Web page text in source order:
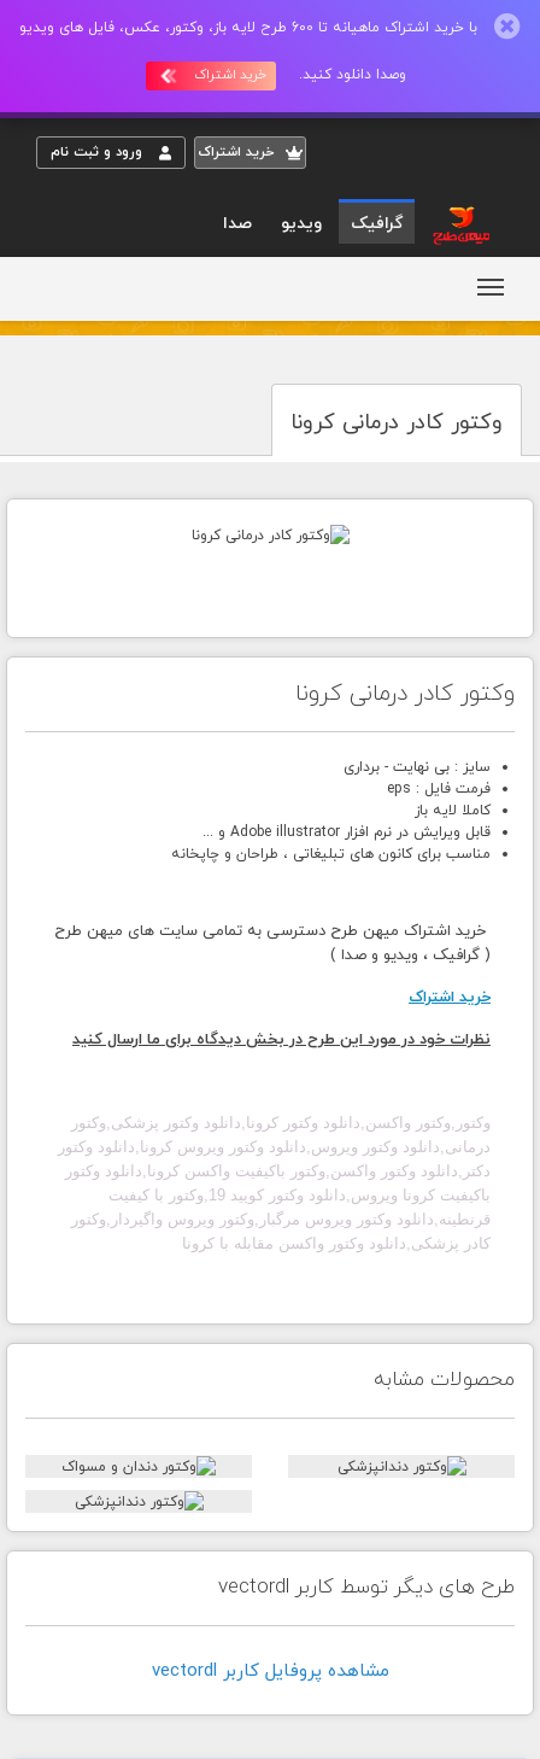
با خرید اشتراک ماهیانه تا 600 طرح لایه باز، وکتور، عکس، فایل های ویدیو
وصدا دانلود کنید. خرید اشتراک
خريد اشتراک ورود و ثبت نام
گرافیک ویدیو صدا
وکتور کادر درمانی کرونا
وکتور کادر درمانی کرونا
سایز : بی نهایت - برداری
فرمت فایل : eps
کاملا لایه باز
قابل ویرایش در نرم افزار Adobe illustrator و ...
مناسب برای کانون های تبلیغاتی ، طراحان و چاپخانه
خرید اشتراک میهن طرح دسترسی به تمامی سایت های میهن طرح
( گرافیک ، ویدیو و صدا )
خرید اشتراک
نظرات خود در مورد این طرح در بخش دیدگاه برای ما ارسال کنید
وکتور,وکتور واکسن,دانلود وکتور کرونا,دانلود وکتور پزشکی,وکتور
درمانی,دانلود وکتور ویروس,دانلود وکتور ویروس کرونا,دانلود وکتور
دکتر,دانلود وکتور واکسن,وکتور باکیفیت واکسن کرونا,دانلود وکتور
باکیفیت کرونا ویروس,دانلود وکتور کویید 19,وکتور با کیفیت
قرنطینه,دانلود وکتور ویروس مرگبار,وکتور ویروس واگیردار,وکتور
کادر پزشکی,دانلود وکتور واکسن مقابله با کرونا
محصولات مشابه
طرح های دیگر توسط کاربر vectordl
مشاهده پروفايل کاربر vectordl